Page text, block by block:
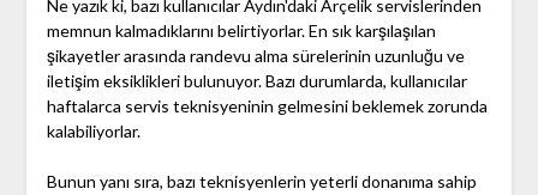
Ne yazık ki, bazı kullanıcılar Aydın'daki Arçelik servislerinden
memnun kalmadıklarını belirtiyorlar. En sık karşılaşılan
şikayetler arasında randevu alma sürelerinin uzunluğu ve
iletişim eksiklikleri bulunuyor. Bazı durumlarda, kullanıcılar
haftalarca servis teknisyeninin gelmesini beklemek zorunda
kalabiliyorlar.
Bunun yanı sıra, bazı teknisyenlerin yeterli donanıma sahip